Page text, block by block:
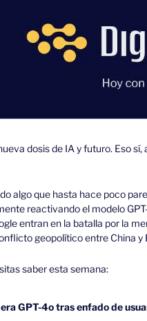
dosis de IA y futuro. Eso
algo que hasta hace poco
reactivando el modelo
entran en la batalla por la
geopolítico entre China y
saber esta semana:
GPT-4o tras enfado de